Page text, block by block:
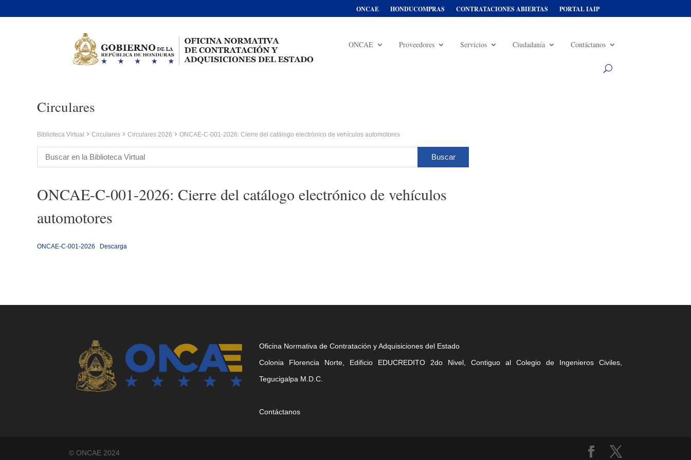
ONCAE HONDUCOMPRAS CONTRATACIONES ABIERTAS PORTAL IAIP
ONCAE Proveedores Servicios Ciudadanía Contáctanos
Circulares
Biblioteca Virtual Circulares Circulares 2026 ONCAE-C-001-2026: Cierre del catálogo electrónico de vehículos automotores
ONCAE-C-001-2026: Cierre del catálogo electrónico de vehículos
automotores
ONCAE-C-001-2026 Descarga
Oficina Normativa de Contratación y Adquisiciones del Estado
Colonia Florencia Norte, Edificio EDUCREDITO 2do Nivel, Contiguo al Colegio de Ingenieros Civiles,
Tegucigalpa M.D.C.
Contáctanos
©️ ONCAE 2024